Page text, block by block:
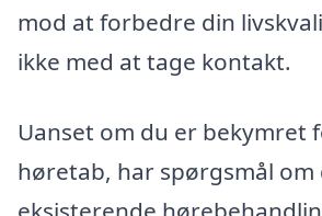
mod at forbedre din
ikke med at tage kontakt.
Uanset om du er bekymret
høretab, har spørgsmål om